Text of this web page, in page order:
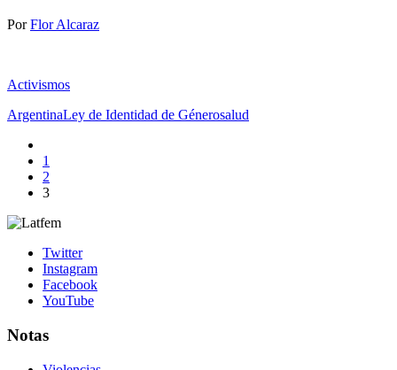
PorFlor Alcaraz
Activismos
ArgentinaLey de Identidad de Génerosalud
1
2
3
Twitter
Instagram
Facebook
YouTube
Notas